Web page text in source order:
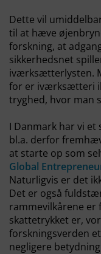
Dette vil
til at hæve
forskning, at
sikkerhedsnet
iværksætterlysten.
for er iværksætteri
tryghed, hvor man
I Danmark har vi et
bl.a. derfor
at starte op som
Global
Naturligvis er det
Det er også
rammevilkårene er
skattetrykket er,
forskningsverden
negligere